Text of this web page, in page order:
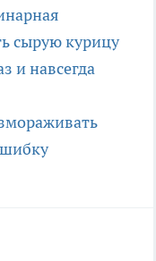
сырую курицу
и навсегда